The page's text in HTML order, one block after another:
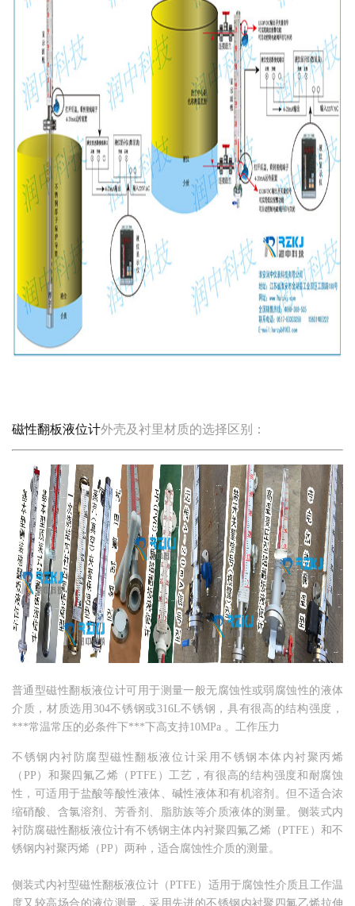
磁性翻板液位计外壳及衬里材质的选择区别：
普通型磁性翻板液位计可用于测量一般无腐蚀性或弱腐蚀性的液体
介质，材质选用304不锈钢或316L不锈钢，具有很高的结构强度，
***常温常压的必条件下***下高支持10MPa 。工作压力
不锈钢内衬防腐型磁性翻板液位计采用不锈钢本体内衬聚丙烯
（PP）和聚四氟乙烯（PTFE）工艺，有很高的结构强度和耐腐蚀
性，可适用于盐酸等酸性液体、碱性液体和有机溶剂。但不适合浓
缩硝酸、含氯溶剂、芳香剂、脂肪族等介质液体的测量。侧装式内
衬防腐磁性翻板液位计有不锈钢主体内衬聚四氟乙烯（PTFE）和不
锈钢内衬聚丙烯（PP）两种，适合腐蚀性介质的测量。
侧装式内衬型磁性翻板液位计（PTFE）适用于腐蚀性介质且工作温
度又较高场合的液位测量，采用先进的不锈钢内衬聚四氟乙烯拉伸